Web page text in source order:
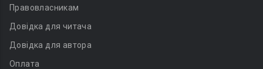
Правовласникам
Довідка для читача
Довідка для автора
Оплата